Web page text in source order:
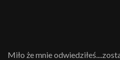
Miło że mnie